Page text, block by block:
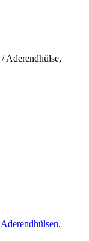
/ Aderendhülse,
Aderendhülsen,